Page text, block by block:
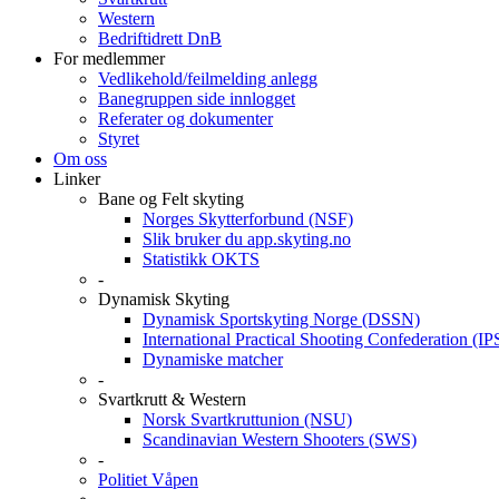
Western
Bedriftidrett DnB
For medlemmer
Vedlikehold/feilmelding anlegg
Banegruppen side innlogget
Referater og dokumenter
Styret
Om oss
Linker
Bane og Felt skyting
Norges Skytterforbund (NSF)
Slik bruker du app.skyting.no
Statistikk OKTS
-
Dynamisk Skyting
Dynamisk Sportskyting Norge (DSSN)
International Practical Shooting Confederation
Dynamiske matcher
-
Svartkrutt & Western
Norsk Svartkruttunion (NSU)
Scandinavian Western Shooters (SWS)
-
Politiet Våpen